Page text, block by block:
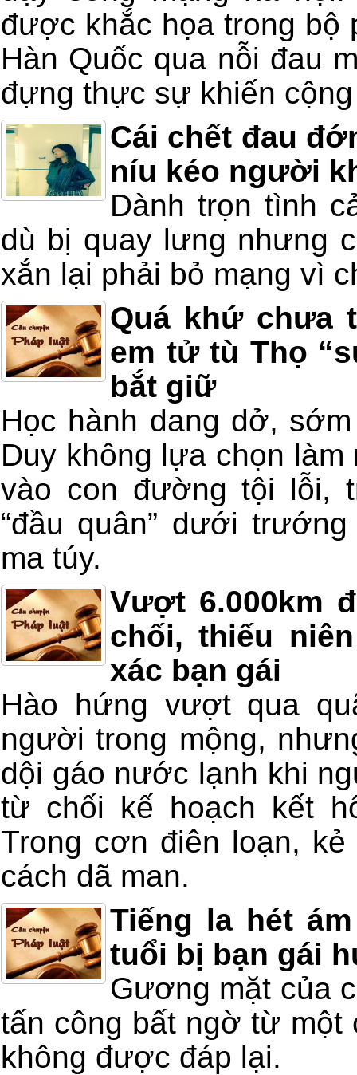
được khắc họa trong bộ
Hàn Quốc qua nỗi đau
đựng thực sự khiến
Cái chết đau
níu kéo người
Dành trọn tình
dù bị quay lưng nhưng
xắn lại phải bỏ mạng vì
Quá khứ chưa
em tử tù Thọ
bắt giữ
Học hành dang dở,
Duy không lựa chọn
vào con đường tội lỗi,
“đầu quân” dưới
ma túy.
Vượt 6.000km
chối, thiếu
xác bạn gái
Hào hứng vượt qua
người trong mộng,
dội gáo nước lạnh khi
từ chối kế hoạch kết
Trong cơn điên loạn,
cách dã man.
Tiếng la hét
tuổi bị bạn gái
Gương mặt của
tấn công bất ngờ từ một
không được đáp lại.